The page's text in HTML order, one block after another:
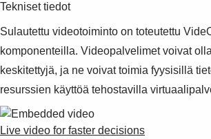
0
Tekniset tiedot
Sulautettu videotoiminto on toteutettu
komponenteilla. Videopalvelimet voivat
keskitettyjä, ja ne voivat toimia fyysisillä
resurssien käyttöä tehostavilla
Live video for faster decisions